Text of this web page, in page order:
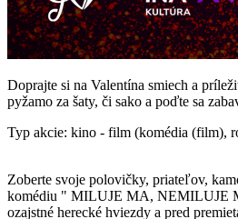
Doprajte si na Valentína smiech a
pyžamo za šaty, či sako a poďte sa
Typ akcie: kino - film (komédia (film),
Zoberte svoje polovičky, priateľov,
komédiu " MILUJE MA, NEMILUJE
ozajstné herecké hviezdy a pred